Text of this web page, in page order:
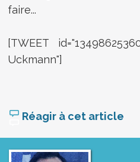
faire...
[TWEET
Uckmann"]
Réagir à cet article